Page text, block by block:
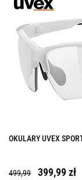
OKULARY UVEX
499,99 399,99 zł